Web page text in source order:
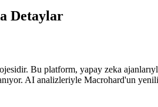
Detaylar
Bu platform, yapay zeka
AI analizleriyle Macrohard'un